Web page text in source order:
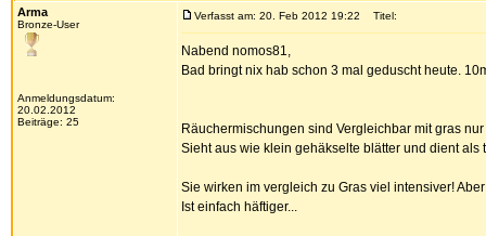
Arma
Bronze-User
Anmeldungsdatum:
20.02.2012
Beiträge: 25
Verfasst am: 20. Feb 2012 19:22 Titel:
Nabend nomos81,
Bad bringt nix hab schon 3 mal geduscht heute.
Räuchermischungen sind Vergleichbar mit gras
Sieht aus wie klein gehäkselte blätter und dient
Sie wirken im vergleich zu Gras viel intensiver!
Ist einfach häftiger...